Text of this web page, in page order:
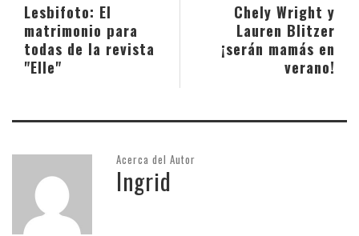
Chely Wright y
Lauren Blitzer
¡serán mamás en
verano!
Lesbifoto: El
matrimonio para
todas de la revista
"Elle"
Acerca del Autor
Ingrid